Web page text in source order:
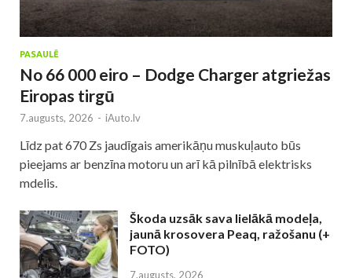
PASAULĒ
No 66 000 eiro – Dodge Charger atgriežas
Eiropas tirgū
7.augusts, 2026 - iAuto.lv
Līdz pat 670 Zs jaudīgais amerikāņu muskuļauto būs
pieejams ar benzīna motoru un arī kā pilnībā elektrisks
mdelis.
Škoda uzsāk sava lielākā modeļa,
jaunā krosovera Peaq, ražošanu (+
FOTO)
7.augusts, 2026